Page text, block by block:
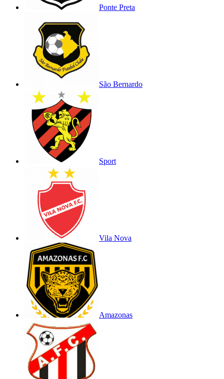
Ponte Preta
São Bernardo
Sport
Vila Nova
Amazonas